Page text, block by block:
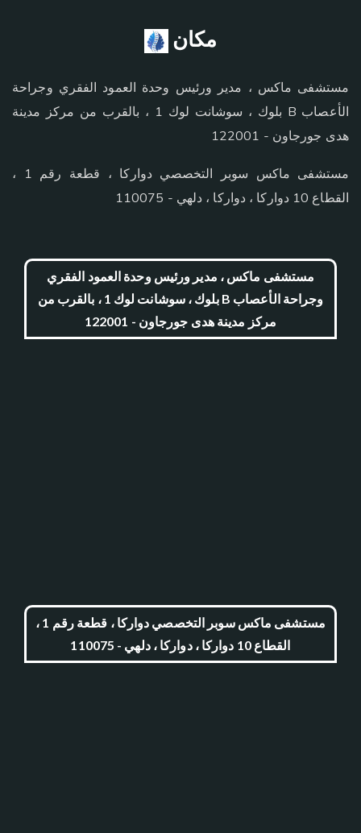
مكان
مستشفى ماكس ، مدير ورئيس وحدة العمود الفقري وجراحة
الأعصاب B بلوك ، سوشانت لوك 1 ، بالقرب من مركز مدينة
هدى جورجاون - 122001
مستشفى ماكس سوبر التخصصي دواركا ، قطعة رقم 1 ،
القطاع 10 دواركا ، دواركا ، دلهي - 110075
مستشفى ماكس ، مدير ورئيس وحدة العمود الفقري
وجراحة الأعصاب B بلوك ، سوشانت لوك 1 ، بالقرب من
مركز مدينة هدى جورجاون - 122001
مستشفى ماكس سوبر التخصصي دواركا ، قطعة رقم 1 ،
القطاع 10 دواركا ، دواركا ، دلهي - 110075